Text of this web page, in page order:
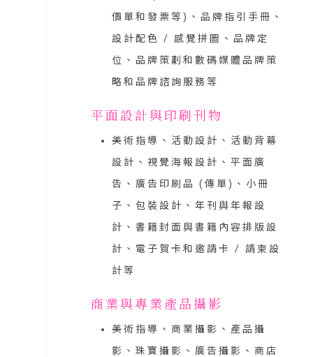
價單和發票等)、品牌指引手冊、
設計配色 / 感覺拼圖、品牌定
位、品牌策劃和數碼媒體品牌策
略和品牌諮詢服務等
平面設計與印刷刊物
美術指導、活動設計、活動背幕
設計、視覺海報設計、平面廣
告、廣告印刷品 (傳單)、小冊
子、包裝設計、年刊與年報設
計、書籍封面與書籍內容排版設
計、電子賀卡和邀請卡 / 請柬設
計等
商業與專業產品攝影
美術指導、商業攝影、產品攝
影、珠寶攝影、廣告攝影、商店